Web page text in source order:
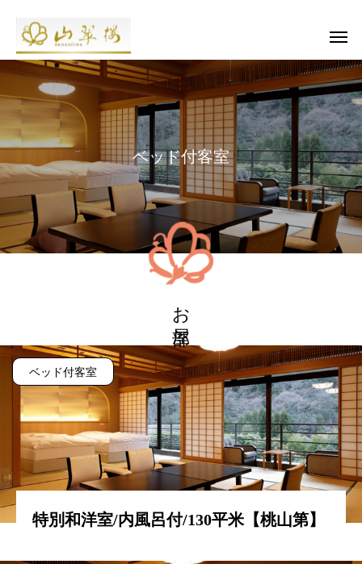
ベッド付客室
お部屋
ベッド付客室
特別和洋室/内風呂付/130平米【桃山第】